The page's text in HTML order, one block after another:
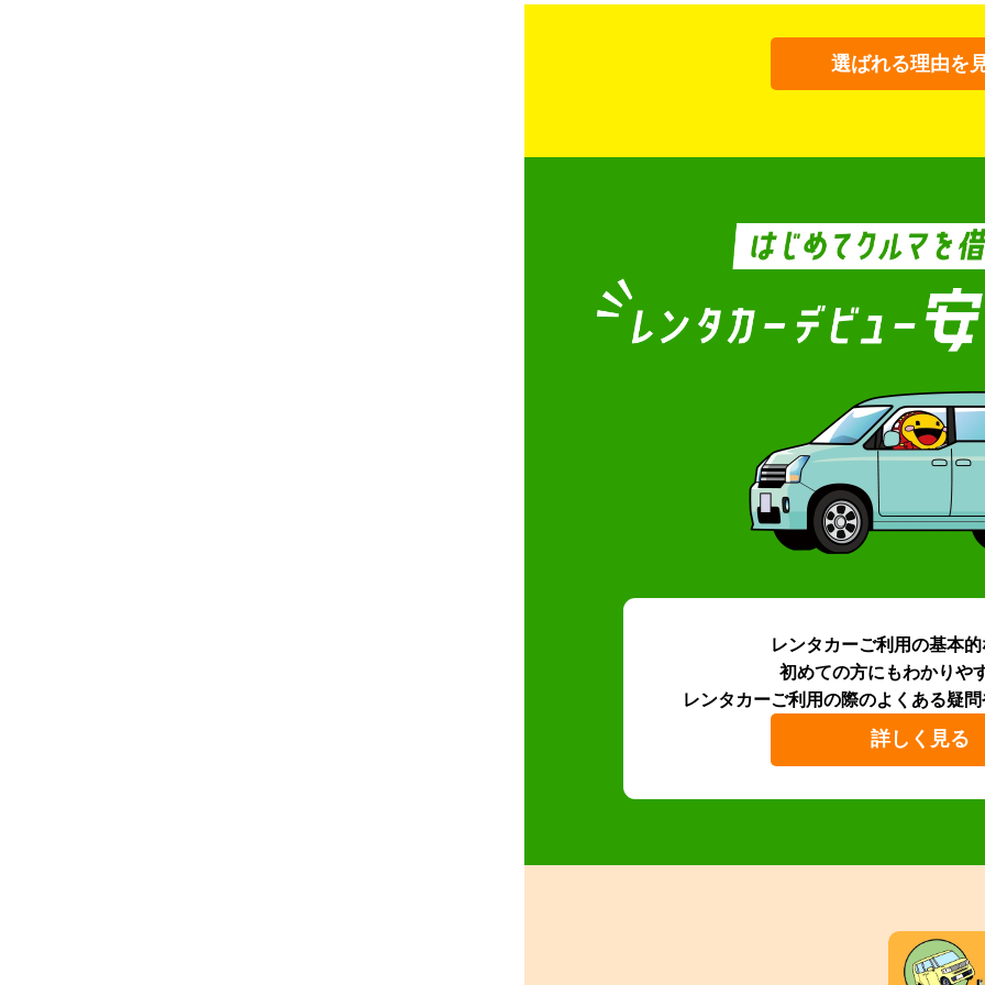
選ばれる理由を
レンタカーご利用の基本
初めての方にもわかりや
レンタカーご利用の際のよくある疑問
詳しく見る